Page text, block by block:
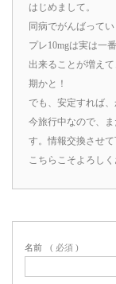
はじめまして。
同病でがんばって
プレ10mgは実は一
出来ることが増え
期かと！
でも、安定すれば、
今旅行中なので、
す。情報交換させて
こちらこそよろし
名前 ( 必須 )